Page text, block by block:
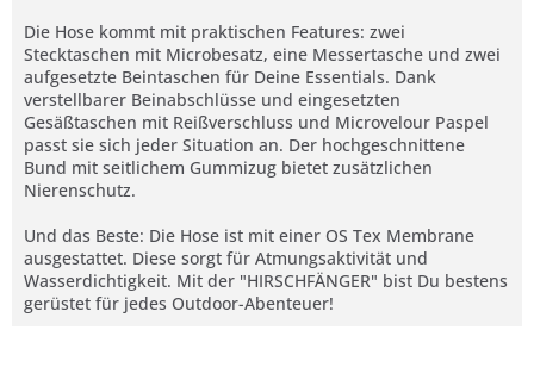
Die Hose kommt mit praktischen Features: zwei
Stecktaschen mit Microbesatz, eine Messertasche und zwei
aufgesetzte Beintaschen für Deine Essentials. Dank
verstellbarer Beinabschlüsse und eingesetzten
Gesäßtaschen mit Reißverschluss und Microvelour Paspel
passt sie sich jeder Situation an. Der hochgeschnittene
Bund mit seitlichem Gummizug bietet zusätzlichen
Nierenschutz.
Und das Beste: Die Hose ist mit einer OS Tex Membrane
ausgestattet. Diese sorgt für Atmungsaktivität und
Wasserdichtigkeit. Mit der "HIRSCHFÄNGER" bist Du bestens
gerüstet für jedes Outdoor-Abenteuer!